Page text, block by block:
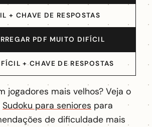
+ CHAVE DE RESPOSTAS
PDF MUITO DIFÍCIL
+ CHAVE DE RESPOSTAS
jogadores mais velhos? Veja o
Sudoku para seniores para
de dificuldade mais